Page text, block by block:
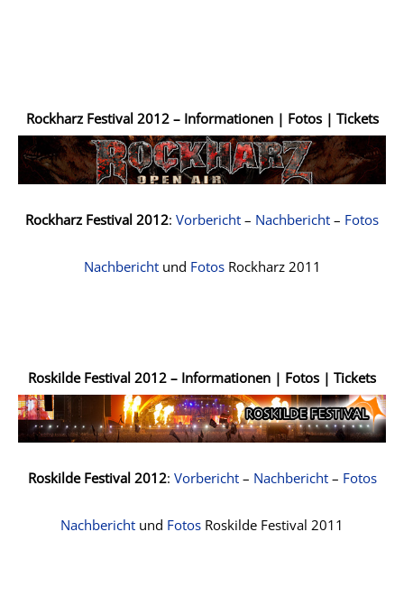
Rockharz Festival 2012 – Informationen | Fotos | Tickets
Rockharz Festival 2012: Vorbericht – Nachbericht – Fotos
Nachberichtund Fotos Rockharz 2011
Roskilde Festival 2012 – Informationen | Fotos | Tickets
Roskilde Festival 2012: Vorbericht– Nachbericht– Fotos
Nachbericht und Fotos Roskilde Festival 2011